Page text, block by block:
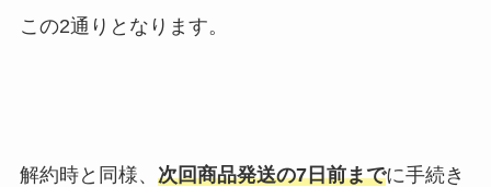
この2通りとなります。
解約時と同様、 次回商品発送の7日前までに手続き